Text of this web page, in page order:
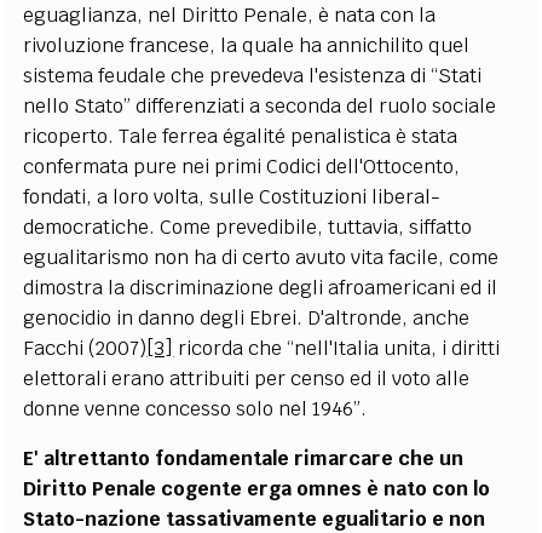
eguaglianza, nel Diritto Penale, è nata con la
rivoluzione francese, la quale ha annichilito quel
sistema feudale che prevedeva l'esistenza di “Stati
nello Stato” differenziati a seconda del ruolo sociale
ricoperto. Tale ferrea égalité penalistica è stata
confermata pure nei primi Codici dell'Ottocento,
fondati, a loro volta, sulle Costituzioni liberal-
democratiche. Come prevedibile, tuttavia, siffatto
egualitarismo non ha di certo avuto vita facile, come
dimostra la discriminazione degli afroamericani ed il
genocidio in danno degli Ebrei. D'altronde, anche
Facchi (2007)[3] ricorda che “nell'Italia unita, i diritti
elettorali erano attribuiti per censo ed il voto alle
donne venne concesso solo nel 1946”.
E' altrettanto fondamentale rimarcare che un
Diritto Penale cogente erga omnes è nato con lo
Stato-nazione tassativamente egualitario e non